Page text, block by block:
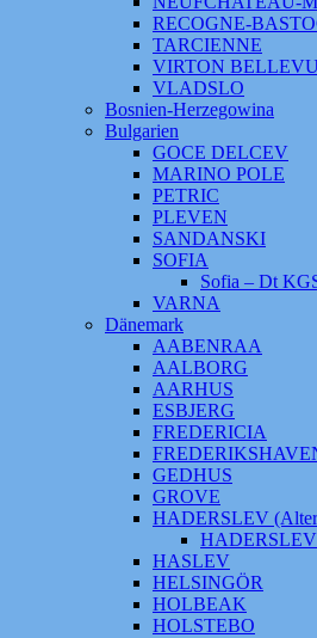
RECOGNE-
TARCIENNE
VIRTON
VLADSLO
Bosnien-Herzegowina
Bulgarien
GOCE DELCEV
MARINO POLE
PETRIC
PLEVEN
SANDANSKI
SOFIA
Sofia – Dt
VARNA
Dänemark
AABENRAA
AALBORG
AARHUS
ESBJERG
FREDERICIA
GEDHUS
GROVE
HADERSLEV
HADERSLEV
HASLEV
HELSINGÖR
HOLBEAK
HOLSTEBO